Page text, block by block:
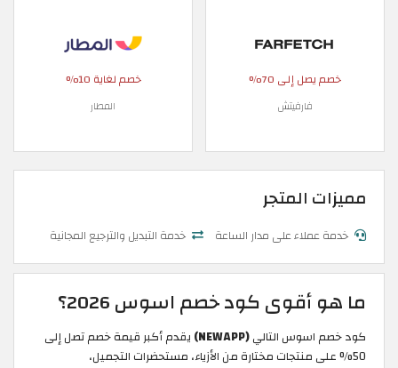
خصم يصل إلى 70%
فارفيتش
خصم لغاية 10%
المطار
مميزات المتجر
خدمة عملاء على مدار الساعة خدمة التبديل والترجيع المجانية
ما هو أقوى كود خصم اسوس 2026؟
كود خصم اسوس التالي(NEWAPP)
يقدم أكبر قيمة خصم تصل إلى
50% على منتجات مختارة من الأزياء، مستحضرات التجميل،